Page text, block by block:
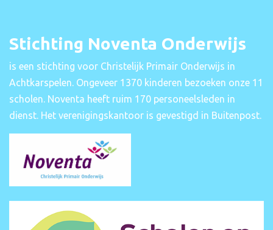
Stichting Noventa Onderwijs
is een stichting voor Christelijk Primair Onderwijs in
Achtkarspelen. Ongeveer 1370 kinderen bezoeken onze 11
scholen. Noventa heeft ruim 170 personeelsleden in
dienst. Het verenigingskantoor is gevestigd in Buitenpost.